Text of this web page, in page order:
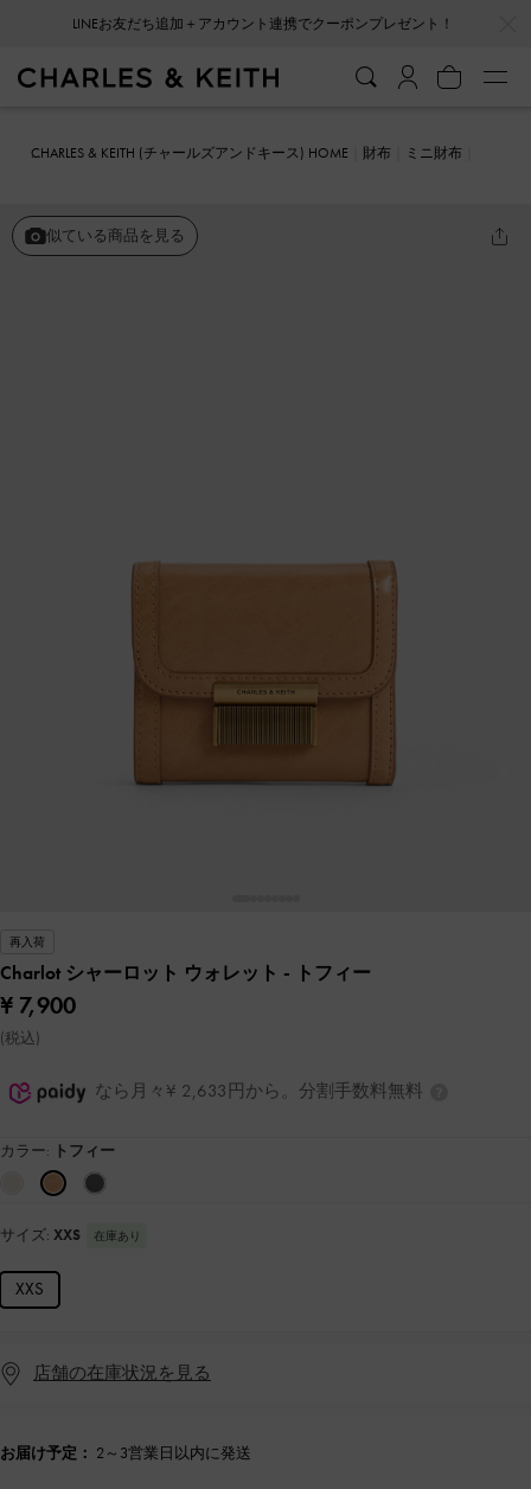
CHARLES & KEITH (チャールズアンドキース) HOME 財布
ミニ財布
似ている商品を見る
再入荷
Charlot シャーロット ウォレット - トフィー
¥ 7,900
(税込)
なら月々¥ 2,633円から。分割手数料無料
カラー: トフィー
サイズ: XXS 在庫あり
XXS
店舗の在庫状況を見る
お届け予定： 2～3営業日以内に発送